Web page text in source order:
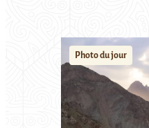
Photo du jour